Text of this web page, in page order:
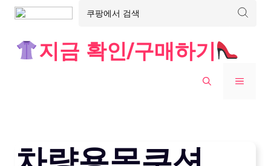
지금 확인/구매하기
MENU